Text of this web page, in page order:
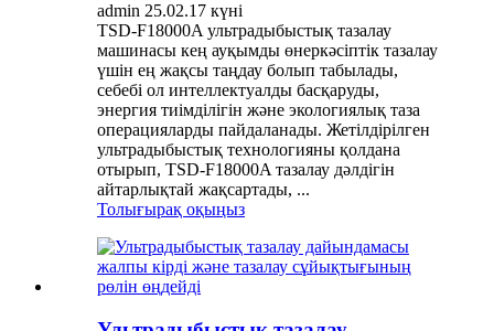
admin 25.02.17 күні
TSD-F18000A ультрадыбыстық тазалау
машинасы кең ауқымды өнеркәсіптік тазалау
үшін ең жақсы таңдау болып табылады,
себебі ол интеллектуалды басқаруды,
энергия тиімділігін және экологиялық таза
операцияларды пайдаланады. Жетілдірілген
ультрадыбыстық технологияны қолдана
отырып, TSD-F18000A тазалау дәлдігін
айтарлықтай жақсартады, ...
Толығырақ оқыңыз